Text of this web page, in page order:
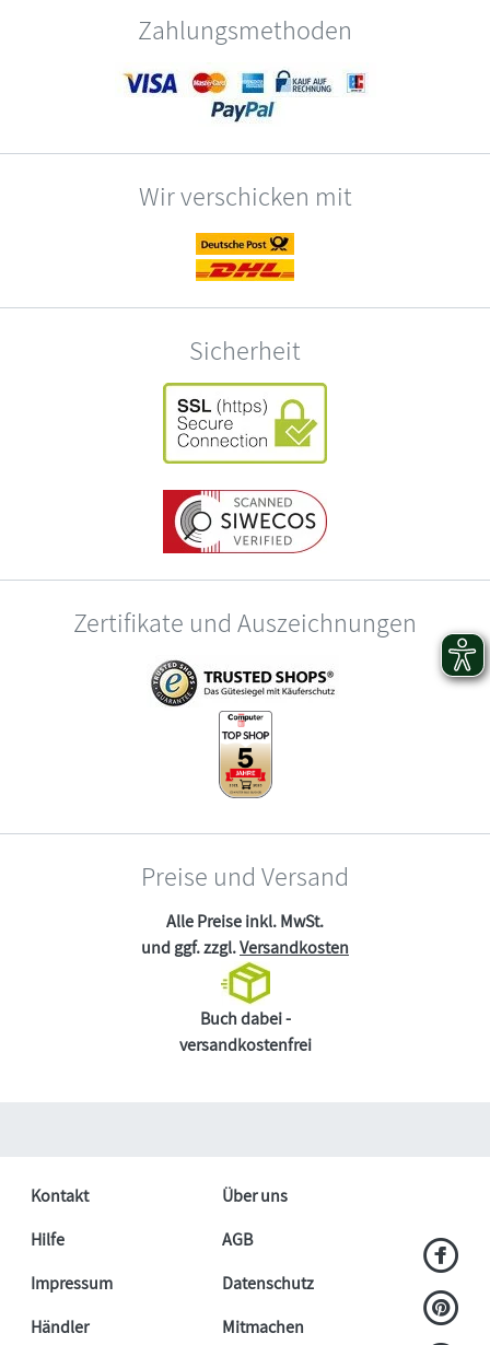
Zahlungsmethoden
Wir verschicken mit
Sicherheit
Zertifikate und Auszeichnungen
Preise und Versand
Alle Preise inkl. MwSt.
und ggf. zzgl.Versandkosten
Buch dabei -
versandkostenfrei
Kontakt
Über uns
Hilfe
AGB
Impressum
Datenschutz
Händler
Mitmachen